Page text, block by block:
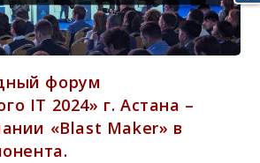
форум
IT 2024» г. Астана –
«Blast Maker» в